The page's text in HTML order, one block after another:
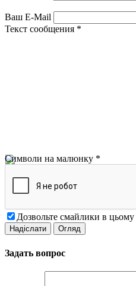
Ваш E-Mail
Текст сообщения *
Символи на малюнку *
Дозвольте смайлики в цьому
Задать вопрос